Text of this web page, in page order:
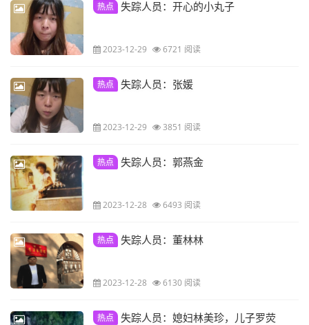
热点 失踪人员：开心的小丸子
2023-12-29 6721 阅读
热点 失踪人员：张媛
2023-12-29 3851 阅读
热点 失踪人员：郭燕金
2023-12-28 6493 阅读
热点 失踪人员：董林林
2023-12-28 6130 阅读
热点 失踪人员：媳妇林美珍，儿子罗荧